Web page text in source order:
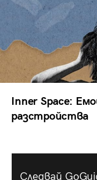
Inner Space:
разстройства
Следвай